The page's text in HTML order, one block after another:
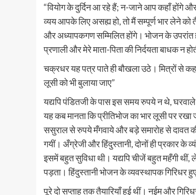
“वियोग के दुर्दिन आ रहे हैं; न-जाने आप कहाँ होंगे
व्यय आपके लिए असह्य हो, तो मैं सम्पूर्ण भार लेने
और अध्यापकगण सम्मिलित होंगे। भोजन के
प्रणाली और मेरे माता-पिता की निर्दयता बाधक
चक्रधर यह पत्र पाते ही बौखला उठे। मित्रों से
लूसी को भी बुलाया जाए”
यद्यपि पंडितजी के पास इस समय रुपये न थे,
यह कब मानता कि प्रीतिभोज का भार लूसी पर
ससुराल से रुपये मँगवाये और बड़े समारोह से दावत की
गयीं। अँग्रेजी और हिंदुस्तानी, दोनों ही प्रकार के
इसमें बहुत सुविधा थी। यद्यपि चीजें बहुत महँगी
पड़ता। हिंदुस्तानी भोजन के व्यवस्थापक
पूरे दो सप्ताह तक तैयारियाँ हुई थीं। नईम और